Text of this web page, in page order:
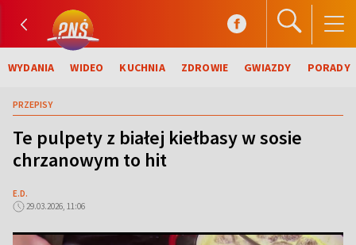
WYDANIA WIDEO KUCHNIA ZDROWIE GWIAZDY PORADY
PRZEPISY
Te pulpety z białej kiełbasy w sosie
chrzanowym to hit
E.D.
29.03.2026, 11:06